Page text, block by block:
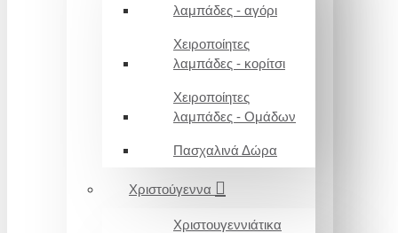
λαμπάδες - αγόρι
Χειροποίητες
λαμπάδες - κορίτσι
Χειροποίητες
λαμπάδες - Ομάδων
Πασχαλινά Δώρα
Χριστούγεννα
Χριστουγεννιάτικα